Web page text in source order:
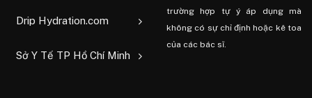
Drip Hydration.com
Sở Y Tế TP Hồ Chí Minh
trường hợp tự ý áp dụng mà
không có sự chỉ định hoặc kê toa
của các bác sĩ.